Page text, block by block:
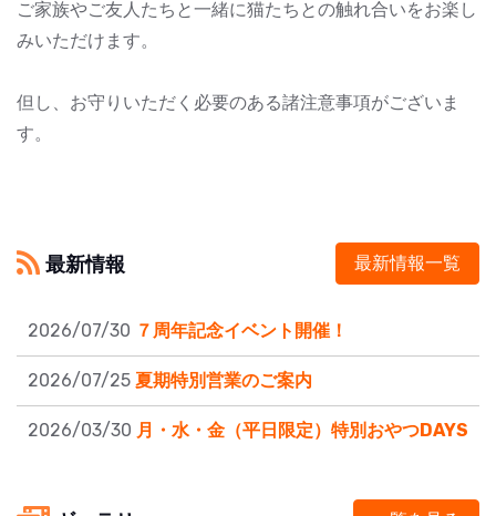
ご家族やご友人たちと一緒に猫たちとの触れ合いをお楽し
みいただけます。
但し、お守りいただく必要のある諸注意事項がございま
す。
最新情報 最新情報一覧
2026/07/30 ７周年記念イベント開催！
2026/07/25 夏期特別営業のご案内
2026/03/30 月・水・金（平日限定）特別おやつDAYS